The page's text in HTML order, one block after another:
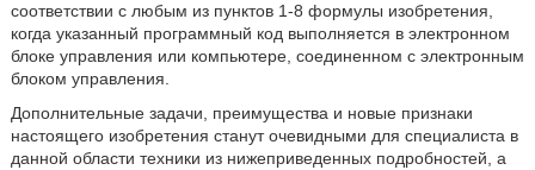
соответствии с любым из пунктов 1-8 формулы изобретения,
когда указанный программный код выполняется в электронном
блоке управления или компьютере, соединенном с электронным
блоком управления.
Дополнительные задачи, преимущества и новые признаки
настоящего изобретения станут очевидными для специалиста в
данной области техники из нижеприведенных подробностей, а